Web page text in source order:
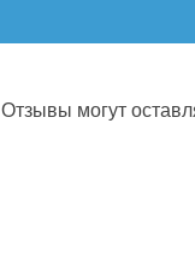
Отзывы могут